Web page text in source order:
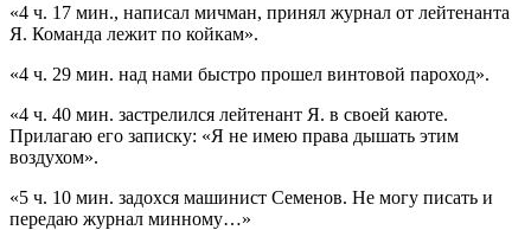
«4 ч. 17 мин., написал мичман, принял журнал от лейтенанта
Я. Команда лежит по койкам».
«4 ч. 29 мин. над нами быстро прошел винтовой пароход».
«4 ч. 40 мин. застрелился лейтенант Я. в своей каюте.
Прилагаю его записку: «Я не имею права дышать этим
воздухом».
«5 ч. 10 мин. задохся машинист Семенов. Не могу писать и
передаю журнал минному…»